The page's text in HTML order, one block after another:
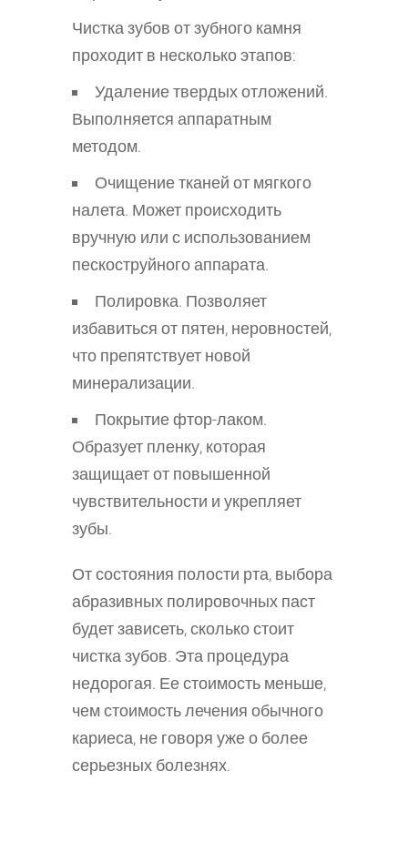
Чистка зубов от зубного камня
проходит в несколько этапов:
Удаление твердых отложений.
Выполняется аппаратным
методом.
Очищение тканей от мягкого
налета. Может происходить
вручную или с использованием
пескоструйного аппарата.
Полировка. Позволяет
избавиться от пятен, неровностей,
что препятствует новой
минерализации.
Покрытие фтор-лаком.
Образует пленку, которая
защищает от повышенной
чувствительности и укрепляет
зубы.
От состояния полости рта, выбора
абразивных полировочных паст
будет зависеть, сколько стоит
чистка зубов. Эта процедура
недорогая. Ее стоимость меньше,
чем стоимость лечения обычного
кариеса, не говоря уже о более
серьезных болезнях.